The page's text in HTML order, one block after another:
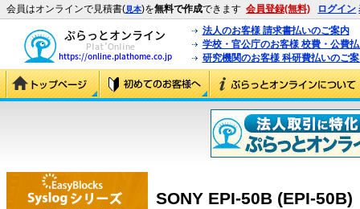
会員はオンラインで見積書(見本)を無料で作成できます 会員登録(無料) ログイン
法人のお客様 請求書払いのご案内
学校・官公庁のお客様 校費・公費
研究機関のお客様 科研費払いのご
SONY EPI-50B (EPI-50B)